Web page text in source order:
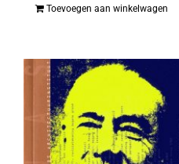
Toevoegen aan winkelwagen